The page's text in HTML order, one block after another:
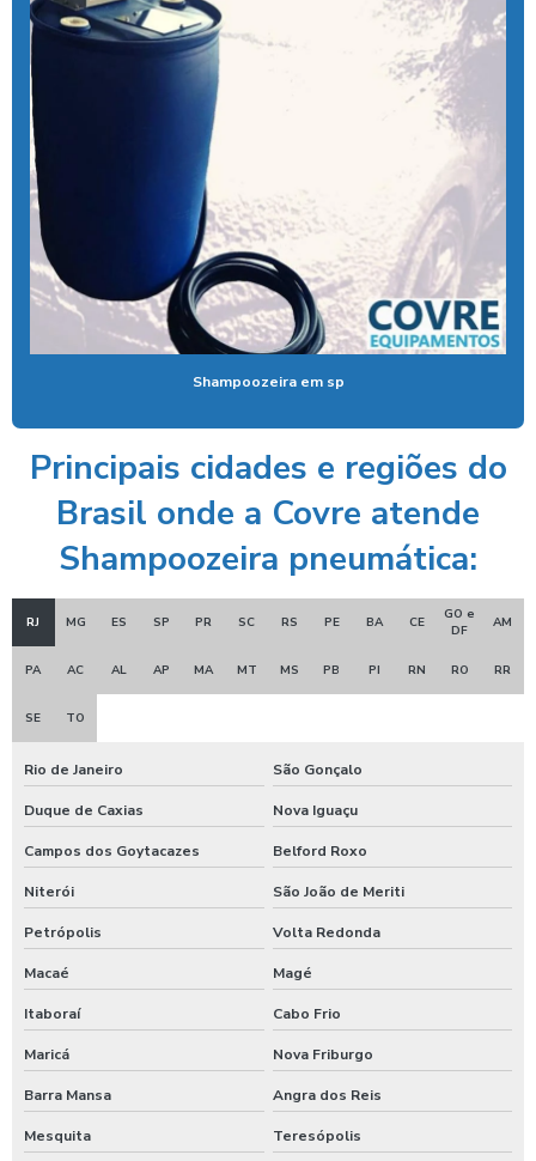
Controlador de tempo de banho
Controlador de tempo chuveiro
Desengraxante alcalino biodegradavel
Detergente para lavar caminhões
Ducha automatica para carros
Ducha automotiva
Ducha azul
Ducha azul para carros
Ducha azul preço
Ducha rapida para carros
Economizador de banho para postos
Emoliente alcalino
Equipamento para higienização de carros
Equipamento de lavagem automotiva
Equipamento para lavagem de onibus
Equipamento de limpeza de colheitadeiras
Equipamento de limpeza manual de caminhão
Equipamentos para higienização automotiva
Equipamentos para higienização de veiculos
Equipamentos para lavagem de caminhoes
Equipamentos para lavagem de carros
Espuma azul para lava rapido
Espuma azul para lavar carros
Shampoozeira em sp
Principais cidades e regiões do
Brasil onde a Covre atende
Shampoozeira pneumática:
RJ MG ES SP PR SC RS PE BA CE
GO e
DF
AM
PA AC AL AP MA MT MS PB PI RN RO RR
SE TO
Rio de Janeiro São Gonçalo
Duque de Caxias Nova Iguaçu
Campos dos Goytacazes Belford Roxo
Niterói São João de Meriti
Petrópolis Volta Redonda
Macaé Magé
Itaboraí Cabo Frio
Maricá Nova Friburgo
Barra Mansa Angra dos Reis
Mesquita Teresópolis